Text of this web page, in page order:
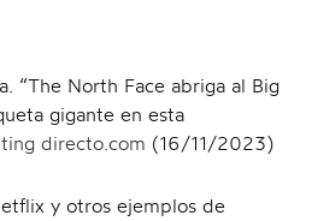
“The North Face abriga al Big
gigante en esta
directo.com (16/11/2023)
y otros ejemplos de